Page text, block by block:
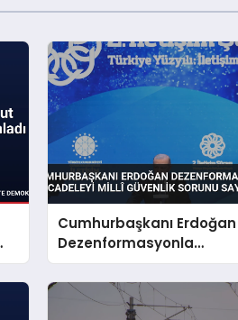
Cumhurbaşkanı Erdoğan
Dezenformasyonla
Mücadeleyi Millî Güvenlik
Sorunu Saydı